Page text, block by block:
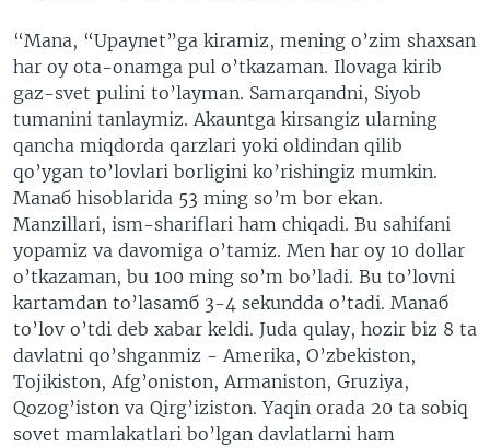
“Mana, “Upaynet”ga kiramiz, mening o’zim shaxsan
har oy ota-onamga pul o’tkazaman. Ilovaga kirib
gaz-svet pulini to’layman. Samarqandni, Siyob
tumanini tanlaymiz. Akauntga kirsangiz ularning
qancha miqdorda qarzlari yoki oldindan qilib
qo’ygan to’lovlari borligini ko’rishingiz mumkin.
Manaб hisoblarida 53 ming so’m bor ekan.
Manzillari, ism-shariflari ham chiqadi. Bu sahifani
yopamiz va davomiga o’tamiz. Men har oy 10 dollar
o’tkazaman, bu 100 ming so’m bo’ladi. Bu to’lovni
kartamdan to’lasamб 3-4 sekundda o’tadi. Manaб
to’lov o’tdi deb xabar keldi. Juda qulay, hozir biz 8 ta
davlatni qo’shganmiz - Amerika, O’zbekiston,
Tojikiston, Afg’oniston, Armaniston, Gruziya,
Qozog’iston va Qirg’iziston. Yaqin orada 20 ta sobiq
sovet mamlakatlari bo’lgan davlatlarni ham